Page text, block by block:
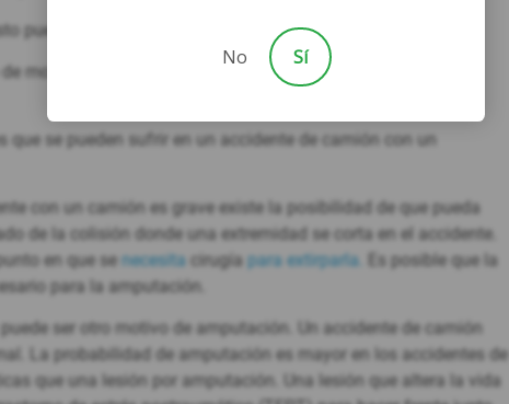
puede ser perjudicial para la vida de cualquiera.
motor el que resulta más lesionado que el conductor del
se pueden sufrir en un accidente de camión con un
con un camión es grave existe la posibilidad de que pueda
de la colisión donde una extremidad se corta en el accidente.
en que se necesita cirugía para extirparla.
Es posible que la
para la amputación.
ser otro motivo de amputación. Un accidente de camión
La probabilidad de amputación es mayor en los accidentes de
que una lesión por amputación. Una lesión que altera la vida
No Sí